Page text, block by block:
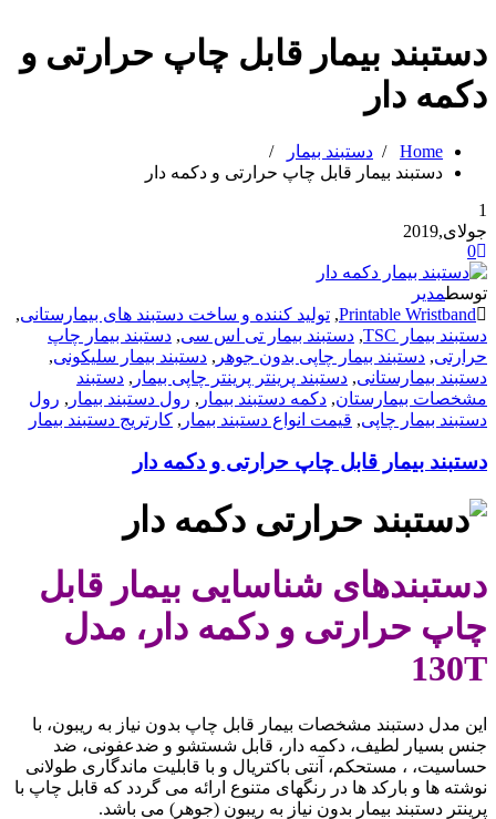
دستبند بیمار قابل چاپ حرارتی و
دکمه دار
Home
/ دستبند بیمار
/
دستبند بیمار قابل چاپ حرارتی و دکمه دار
1
جولای,2019
0
توسطمدیر
Printable Wristband
, تولید کننده و ساخت دستبند های بیمارستانی,
دستبند بیمار TSC
, دستبند بیمار تی اس سی, دستبند بیمار چاپ
حرارتی, دستبند بیمار چاپی بدون جوهر , دستبند بیمار سلیکونی,
دستبند بیمارستانی, دستبند پرینتر پرینتر چاپی بیمار , دستبند
مشخصات بیمارستان, دکمه دستبند بیمار , رول دستبند بیمار , رول
دستبند بیمار چاپی, قیمت انواع دستبند بیمار , کارتریج دستبند بیمار
دستبند بیمار قابل چاپ حرارتی و دکمه دار
دستبندهای شناسایی بیمار قابل
چاپ حرارتی و دکمه دار، مدل
130T
این مدل دستبند مشخصات بیمار قابل چاپ بدون نیاز به ریبون، با
جنس بسیار لطیف، دکمه دار، قابل شستشو و ضدعفونی، ضد
حساسیت، ، مستحکم، آنتی باکتریال و با قابلیت ماندگاری طولانی
نوشته ها و بارکد ها در رنگهای متنوع ارائه می گردد که قابل چاپ با
پرینتر دستبند بیمار بدون نیاز به ریبون (جوهر) می باشد.